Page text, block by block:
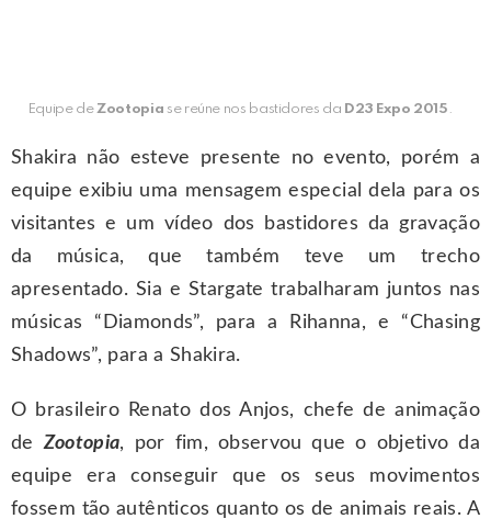
Equipe deZootopia se reúne nos bastidores da D23 Expo 2015 .
Shakira não esteve presente no evento, porém a
equipe exibiu uma mensagem especial dela para os
visitantes e um vídeo dos bastidores da gravação
da música, que também teve um trecho
apresentado. Sia e Stargate trabalharam juntos nas
músicas “Diamonds”, para a Rihanna, e “Chasing
Shadows”, para a Shakira.
O brasileiro Renato dos Anjos, chefe de animação
deZootopia, por fim, observou que o objetivo da
equipe era conseguir que os seus movimentos
fossem tão autênticos quanto os de animais reais. A